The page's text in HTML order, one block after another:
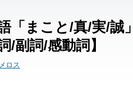
「まこと/真/実/誠
/副詞/感動詞】
ロス